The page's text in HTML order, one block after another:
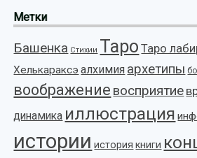
Метки
Башенка Стихии Таро Таро
Хелькараксэ алхимия архетипы
воображение восприятие
динамика иллюстрация
истории история книги